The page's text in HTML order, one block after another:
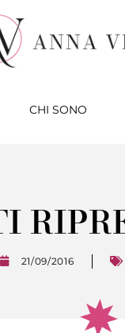
CHI SONO
21/09/2016